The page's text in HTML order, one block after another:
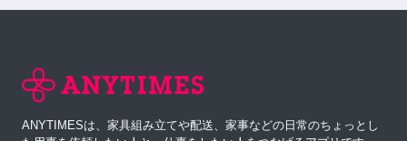
ANYTIMESは、家具組み立てや配送、家事などの日常のちょっとし